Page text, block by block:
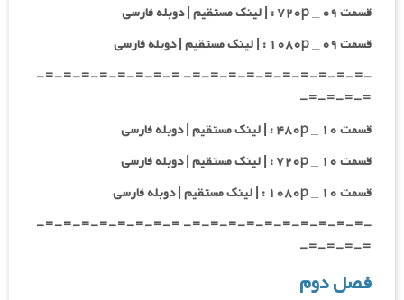
قسمت ۰۹ _ ۷۲۰p : | لینک مستقیم | دوبله فارسی
قسمت ۰۹ _ ۱۰۸۰p : | لینک مستقیم | دوبله فارسی
-=-=-=-=-=-=-=-=-=-=- =-=-=-=-=-=-=-=-
=-=-=-=-
قسمت ۱۰ _ ۴۸۰p : | لینک مستقیم | دوبله فارسی
قسمت ۱۰ _ ۷۲۰p : | لینک مستقیم | دوبله فارسی
قسمت ۱۰ _ ۱۰۸۰p : | لینک مستقیم | دوبله فارسی
-=-=-=-=-=-=-=-=-=-=- =-=-=-=-=-=-=-=-
=-=-=-=-
فصل دوم